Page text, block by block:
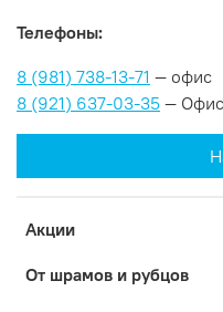
Акции
От шрамов и рубцов
Телефоны:
8 (981) 738-13-71 — офис
8 (921) 637-03-35 — Офис